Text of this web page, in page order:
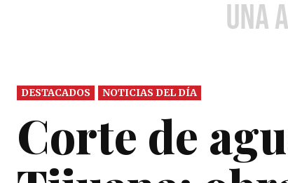
DESTACADOS NOTICIAS DEL DÍA
Corte de